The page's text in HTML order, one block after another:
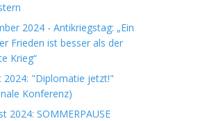
2024 - Antikriegstag: „Ein
Frieden ist besser als der
Krieg“
2024: "Diplomatie jetzt!"
Konferenz)
2024: SOMMERPAUSE